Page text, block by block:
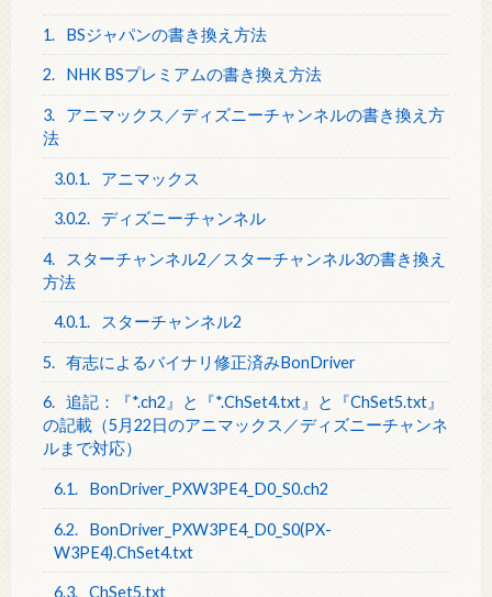
1. BSジャパンの書き換え方法
2. NHK BSプレミアムの書き換え方法
3.
アニマックス／ディズニーチャンネルの書き換え方
法
3.0.1. アニマックス
3.0.2. ディズニーチャンネル
4.
スターチャンネル2／スターチャンネル3の書き換え
方法
4.0.1. スターチャンネル2
5. 有志によるバイナリ修正済みBonDriver
6. 追記：『*.ch2』と『*.ChSet4.txt』と『ChSet5.txt』
の記載（5月22日のアニマックス／ディズニーチャンネ
ルまで対応）
6.1. BonDriver_PXW3PE4_D0_S0.ch2
6.2.
BonDriver_PXW3PE4_D0_S0(PX-
W3PE4).ChSet4.txt
6.3. ChSet5.txt